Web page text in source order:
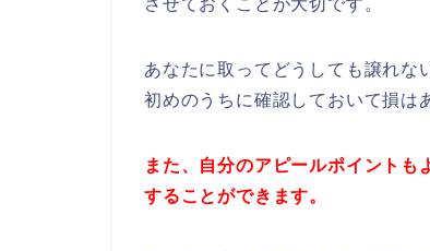
あなたに取ってどうしても譲れな
初めのうちに確認しておいて損は
また、自分のアピールポイント
することができます。